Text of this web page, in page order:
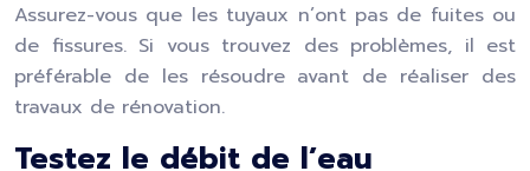
Assurez-vous que les tuyaux n’ont pas de fuites ou
de fissures. Si vous trouvez des problèmes, il est
préférable de les résoudre avant de réaliser des
travaux de rénovation.
Testez le débit de l’eau